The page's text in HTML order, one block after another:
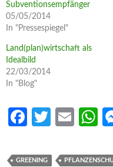
Subventionsempfänger
05/05/2014
In "Pressespiegel"
Land(plan)wirtschaft als
Idealbild
22/03/2014
In "Blog"
Fa
b
T
itt
E
ail at
GREENING